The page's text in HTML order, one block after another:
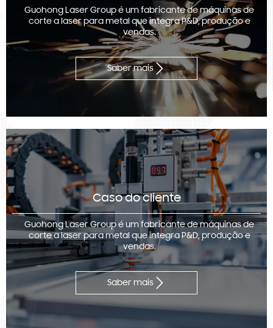
Guohong Laser Group é um fabricante de máquinas de
corte a laser para metal que integra P&D, produção e
vendas.
Saber mais
Caso do cliente
Guohong Laser Group é um fabricante de máquinas de
corte a laser para metal que integra P&D, produção e
vendas.
Saber mais 